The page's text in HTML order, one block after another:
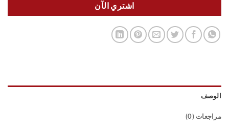
اشتري الآن
الوصف
مراجعات (0)